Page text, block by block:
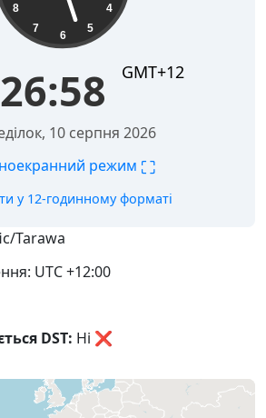
4
5
6
7
8
GMT+12
10 серпня 2026
режим ⛶
у 12-годинному форматі
Tarawa
UTC +12:00
DST: Ні ❌